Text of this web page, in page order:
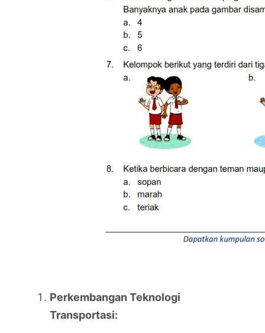
Perkembangan Teknologi
Transportasi: